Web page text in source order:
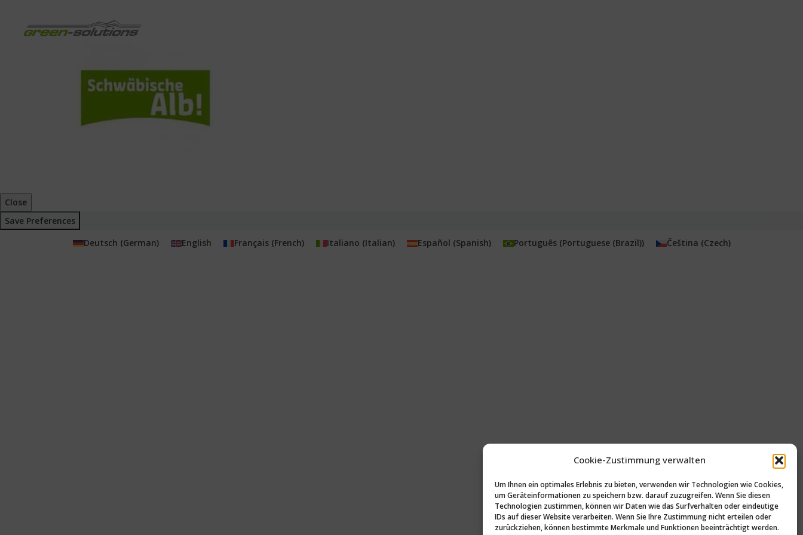
Cookie-Zustimmung verwalten
Um Ihnen ein optimales Erlebnis zu bieten, verwenden wir Technologien wie Cookies,
um Geräteinformationen zu speichern bzw. darauf zuzugreifen. Wenn Sie diesen
Technologien zustimmen, können wir Daten wie das Surfverhalten oder eindeutige
IDs auf dieser Website verarbeiten. Wenn Sie Ihre Zustimmung nicht erteilen oder
zurückziehen, können bestimmte Merkmale und Funktionen beeinträchtigt werden.
Close
Save Preferences
Deutsch (German) English Français(French) Italiano (Italian) Español (Spanish) Português(Portuguese (Brazil)) Čeština (Czech)